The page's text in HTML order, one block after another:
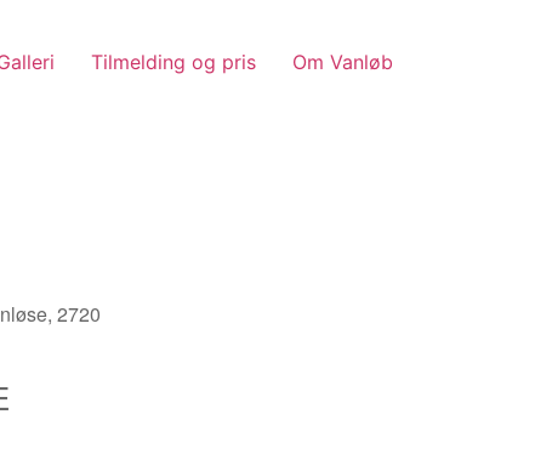
Tilmelding og pris Om Vanløb
2720